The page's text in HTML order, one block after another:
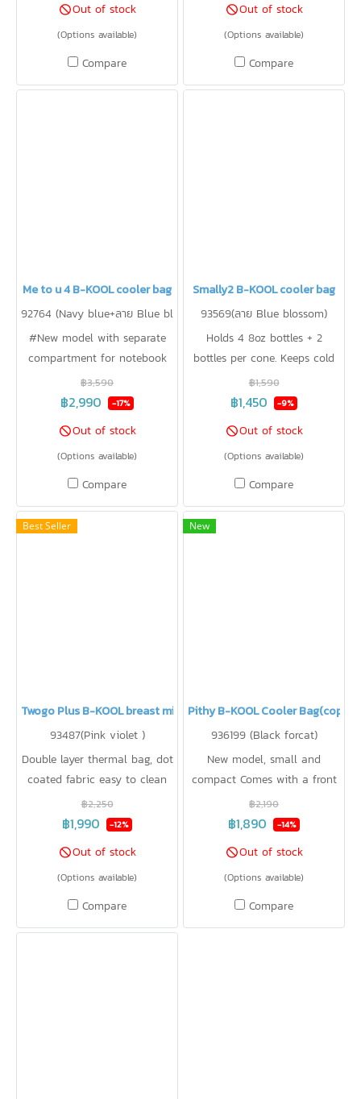
Out of stock
(Options available)
Compare
crossbody.
Out of stock
(Options available)
Compare
Me to u 4 B-KOOL cooler bag
92764 (Navy blue+ลาย Blue bl
ossom)
#New model with separate
compartment for notebook
and breast pump, lightweight,
compact size, 1 set with 2
bottles + 2 milk bottles per
cone, keep cold 9.3°C for 15
hours.
฿3,590
฿2,990 -17%
Out of stock
(Options available)
Compare
Smally2 B-KOOL cooler bag
93569(ลาย Blue blossom)
Holds 4 8oz bottles + 2
bottles per cone. Keeps cold
9.3 degrees for 15 hours
฿1,590
฿1,450 -9%
Out of stock
(Options available)
Compare
Best Seller
Twogo Plus B-KOOL breast milk storage bag
93487(Pink violet )
Double layer thermal bag, dot
coated fabric easy to clean
฿2,250
฿1,990 -12%
Out of stock
(Options available)
Compare
New
Pithy B-KOOL Cooler
936199 (Black forcat)
New model, small and
compact Comes with a front
rack Can store a small breast
pump, keep 12°C cold for 15
฿2,190
฿1,890 -14%
Out of stock
(Options available)
Compare